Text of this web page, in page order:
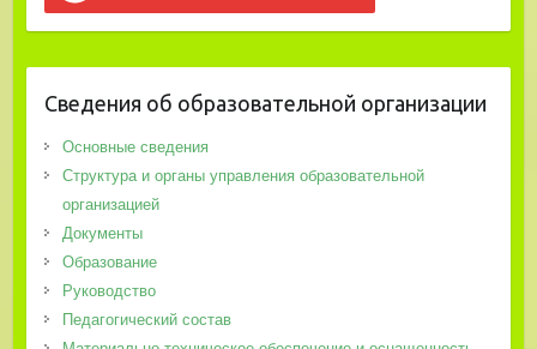
Сведения об образовательной организации
Основные сведения
Структура и органы управления образовательной
организацией
Документы
Образование
Руководство
Педагогический состав